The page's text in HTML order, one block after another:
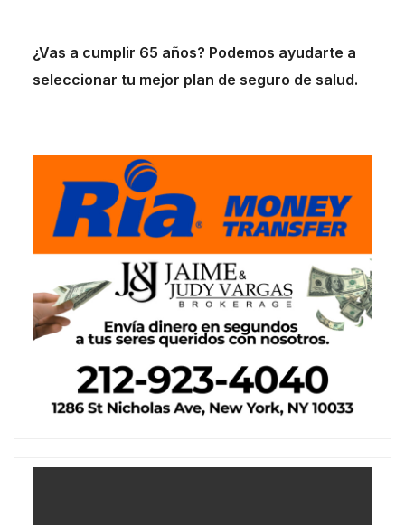
¿Vas a cumplir 65 años? Podemos ayudarte a
seleccionar tu mejor plan de seguro de salud.